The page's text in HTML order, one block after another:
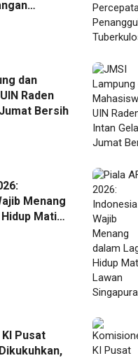
dan
Raden
Bersih
Menang
Mati
Pusat